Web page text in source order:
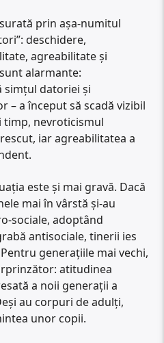
prin așa-numitul
deschidere,
agreabilitate și
alarmante:
simțul datoriei și
– a început să scadă vizibil
timp, nevroticismul
iar agreabilitatea a
este și mai gravă. Dacă
mai în vârstă și-au
sociale, adoptând
antisociale, tinerii ies
generațiile mai vechi,
atitudinea
a noii generații a
au corpuri de adulți,
unor copii.